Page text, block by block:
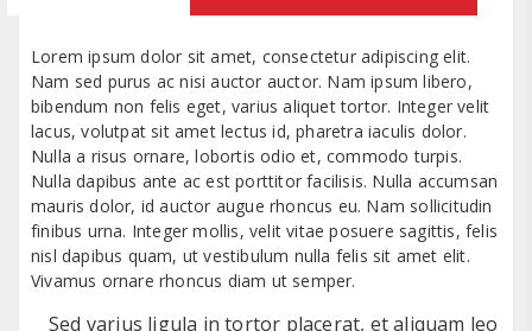
Lorem ipsum dolor sit amet, consectetur adipiscing elit.
Nam sed purus ac nisi auctor auctor. Nam ipsum libero,
bibendum non felis eget, varius aliquet tortor. Integer velit
lacus, volutpat sit amet lectus id, pharetra iaculis dolor.
Nulla a risus ornare, lobortis odio et, commodo turpis.
Nulla dapibus ante ac est porttitor facilisis. Nulla accumsan
mauris dolor, id auctor augue rhoncus eu. Nam sollicitudin
finibus urna. Integer mollis, velit vitae posuere sagittis, felis
nisl dapibus quam, ut vestibulum nulla felis sit amet elit.
Vivamus ornare rhoncus diam ut semper.
Sed varius ligula in tortor placerat, et aliquam leo